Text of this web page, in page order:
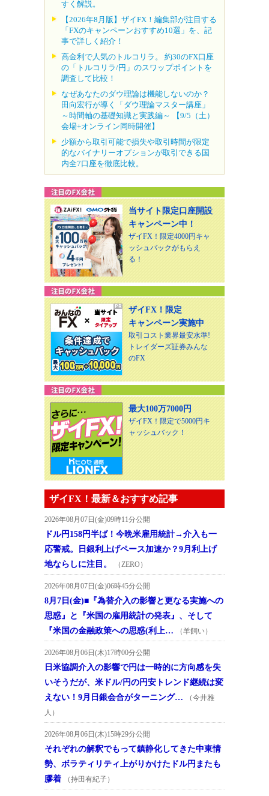
すく解説。
【2026年8月版】ザイFX！編集部が注目する
「FXのキャンペーンおすすめ10選」を、記
事で詳しく紹介！
高金利で人気のトルコリラ。 約30のFX口座
の「トルコリラ/円」のスワップポイントを
調査して比較！
なぜあなたのダウ理論は機能しないのか？
田向宏行が導く「ダウ理論マスター講座」
～時間軸の基礎知識と実践編～ 【9/5（土）
会場+オンライン同時開催】
少額から取引可能で損失や取引時間が限定
的なバイナリーオプションが取引できる国
内全7口座を徹底比較。
当サイト限定口座開設
キャンペーン中！
ザイFX！限定4000円キャ
ッシュバックがもらえ
る！
ザイFX！限定
キャンペーン実施中
取引コスト業界最安水準!
トレイダーズ証券みんな
のFX
最大100万7000円
ザイFX！限定で5000円キ
ャッシュバック！
ザイFX！最新＆おすすめ記事
2026年08月07日(金)09時11分公開
ドル円158円半ば！今晩米雇用統計→介入も一
応警戒。日銀利上げペース加速か？9月利上げ
地ならしに注目。
（ZERO）
2026年08月07日(金)06時45分公開
8月7日(金)■『為替介入の影響と更なる実施への
思惑』と『米国の雇用統計の発表』、そして
『米国の金融政策への思惑(利上…
（羊飼い）
2026年08月06日(木)17時00分公開
日米協調介入の影響で円は一時的に方向感を失
いそうだが、米ドル/円の円安トレンド継続は変
えない！9月日銀会合がターニング…
（今井雅
人）
2026年08月06日(木)15時29分公開
それぞれの解釈でもって鎮静化してきた中東情
勢、ボラティリティ上がりかけたドル円またも
膠着
（持田有紀子）